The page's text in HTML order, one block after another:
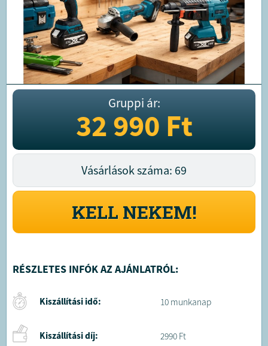
Gruppi ár:
32 990Ft
Vásárlások száma: 69
KELL NEKEM!
RÉSZLETES INFÓK AZ AJÁNLATRÓL:
Kiszállítási idő: 10 munkanap
Kiszállítási díj: 2990 Ft